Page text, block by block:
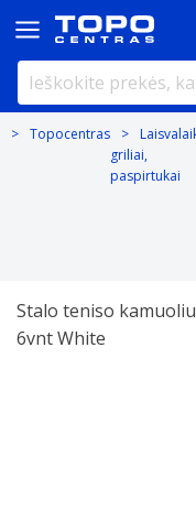
Topocentras
griliai,
paspirtukai
Stalo teniso
6vnt White